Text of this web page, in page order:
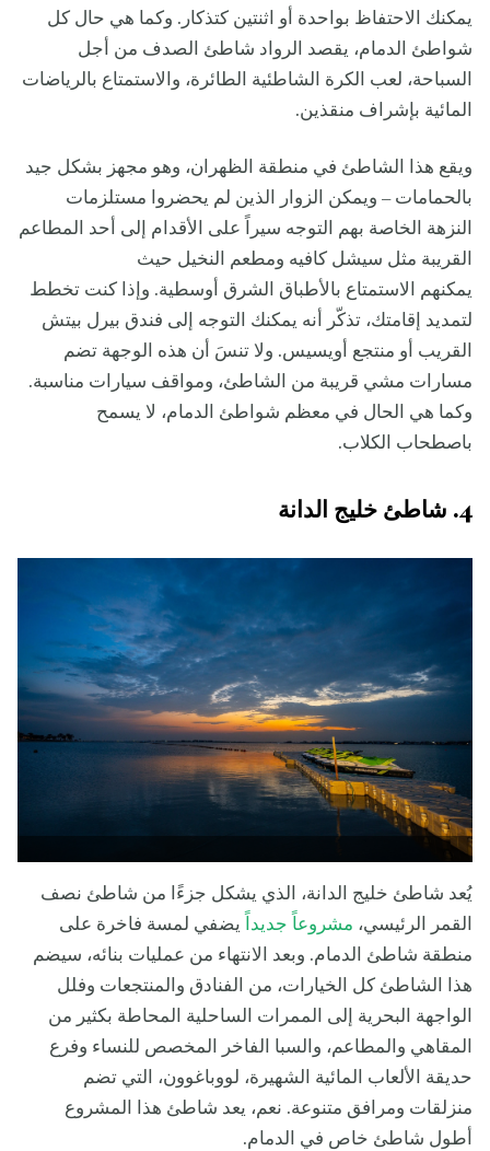
يمكنك الاحتفاظ بواحدة أو اثنتين كتذكار. وكما هي حال كل
شواطئ الدمام، يقصد الرواد شاطئ الصدف من أجل
السباحة، لعب الكرة الشاطئية الطائرة، والاستمتاع بالرياضات
المائية بإشراف منقذين.
ويقع هذا الشاطئ في منطقة الظهران، وهو مجهز بشكل جيد
بالحمامات – ويمكن الزوار الذين لم يحضروا مستلزمات
النزهة الخاصة بهم التوجه سيراً على الأقدام إلى أحد المطاعم
القريبة مثل سيشل كافيه ومطعم النخيل حيث
يمكنهم الاستمتاع بالأطباق الشرق أوسطية. وإذا كنت تخطط
لتمديد إقامتك، تذكّر أنه يمكنك التوجه إلى فندق بيرل بيتش
القريب أو منتجع أويسيس. ولا تنسَ أن هذه الوجهة تضم
مسارات مشي قريبة من الشاطئ، ومواقف سيارات مناسبة.
وكما هي الحال في معظم شواطئ الدمام، لا يسمح
باصطحاب الكلاب.
4. شاطئ خليج الدانة
يُعد شاطئ خليج الدانة، الذي يشكل جزءًا من شاطئ نصف
القمر الرئيسي، مشروعاً جديداً
يضفي لمسة فاخرة على
منطقة شاطئ الدمام. وبعد الانتهاء من عمليات بنائه، سيضم
هذا الشاطئ كل الخيارات، من الفنادق والمنتجعات وفلل
الواجهة البحرية إلى الممرات الساحلية المحاطة بكثير من
المقاهي والمطاعم، والسبا الفاخر المخصص للنساء وفرع
حديقة الألعاب المائية الشهيرة، لووباغوون، التي تضم
منزلقات ومرافق متنوعة. نعم، يعد شاطئ هذا المشروع
أطول شاطئ خاص في الدمام.